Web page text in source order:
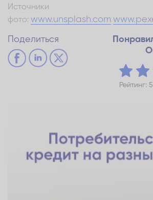
Источники
фото: www.unsplash.com
Поделиться
Рейтинг: